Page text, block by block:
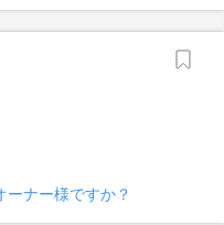
ーナー様ですか？